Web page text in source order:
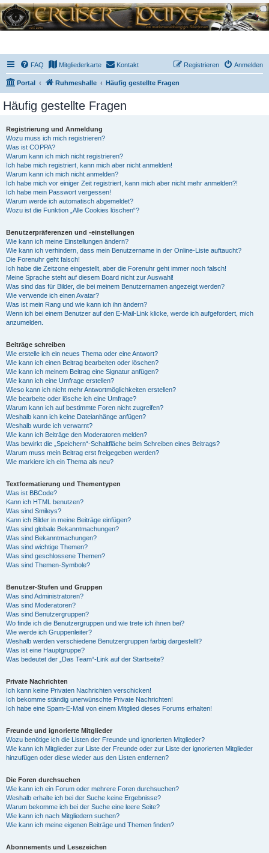
FAQ Mitgliederkarte Kontakt Anmelden
Registrieren
Portal Ruhmeshalle Häufig gestellte Fragen
Häufig gestellte Fragen
Registrierung und Anmeldung
Wozu muss ich mich registrieren?
Was ist COPPA?
Warum kann ich mich nicht registrieren?
Ich habe mich registriert, kann mich aber nicht anmelden!
Warum kann ich mich nicht anmelden?
Ich habe mich vor einiger Zeit registriert, kann mich aber nicht mehr anmelden?!
Ich habe mein Passwort vergessen!
Warum werde ich automatisch abgemeldet?
Wozu ist die Funktion „Alle Cookies löschen“?
Benutzerpräferenzen und -einstellungen
Wie kann ich meine Einstellungen ändern?
Wie kann ich verhindern, dass mein Benutzername in der Online-Liste auftaucht?
Die Forenuhr geht falsch!
Ich habe die Zeitzone eingestellt, aber die Forenuhr geht immer noch falsch!
Meine Sprache steht auf diesem Board nicht zur Auswahl!
Was sind das für Bilder, die bei meinem Benutzernamen angezeigt werden?
Wie verwende ich einen Avatar?
Was ist mein Rang und wie kann ich ihn ändern?
Wenn ich bei einem Benutzer auf den E-Mail-Link klicke, werde ich aufgefordert, mich
anzumelden.
Beiträge schreiben
Wie erstelle ich ein neues Thema oder eine Antwort?
Wie kann ich einen Beitrag bearbeiten oder löschen?
Wie kann ich meinem Beitrag eine Signatur anfügen?
Wie kann ich eine Umfrage erstellen?
Wieso kann ich nicht mehr Antwortmöglichkeiten erstellen?
Wie bearbeite oder lösche ich eine Umfrage?
Warum kann ich auf bestimmte Foren nicht zugreifen?
Weshalb kann ich keine Dateianhänge anfügen?
Weshalb wurde ich verwarnt?
Wie kann ich Beiträge den Moderatoren melden?
Was bewirkt die „Speichern“-Schaltfläche beim Schreiben eines Beitrags?
Warum muss mein Beitrag erst freigegeben werden?
Wie markiere ich ein Thema als neu?
Textformatierung und Thementypen
Was ist BBCode?
Kann ich HTML benutzen?
Was sind Smileys?
Kann ich Bilder in meine Beiträge einfügen?
Was sind globale Bekanntmachungen?
Was sind Bekanntmachungen?
Was sind wichtige Themen?
Was sind geschlossene Themen?
Was sind Themen-Symbole?
Benutzer-Stufen und Gruppen
Was sind Administratoren?
Was sind Moderatoren?
Was sind Benutzergruppen?
Wo finde ich die Benutzergruppen und wie trete ich ihnen bei?
Wie werde ich Gruppenleiter?
Weshalb werden verschiedene Benutzergruppen farbig dargestellt?
Was ist eine Hauptgruppe?
Was bedeutet der „Das Team“-Link auf der Startseite?
Private Nachrichten
Ich kann keine Privaten Nachrichten verschicken!
Ich bekomme ständig unerwünschte Private Nachrichten!
Ich habe eine Spam-E-Mail von einem Mitglied dieses Forums erhalten!
Freunde und ignorierte Mitglieder
Wozu benötige ich die Listen der Freunde und ignorierten Mitglieder?
Wie kann ich Mitglieder zur Liste der Freunde oder zur Liste der ignorierten Mitglieder
hinzufügen oder diese wieder aus den Listen entfernen?
Die Foren durchsuchen
Wie kann ich ein Forum oder mehrere Foren durchsuchen?
Weshalb erhalte ich bei der Suche keine Ergebnisse?
Warum bekomme ich bei der Suche eine leere Seite?
Wie kann ich nach Mitgliedern suchen?
Wie kann ich meine eigenen Beiträge und Themen finden?
Abonnements und Lesezeichen